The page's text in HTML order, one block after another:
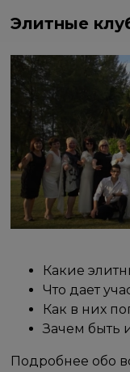
Элитные
Какие
Что дает
Как в них
Зачем быть
Подробнее обо